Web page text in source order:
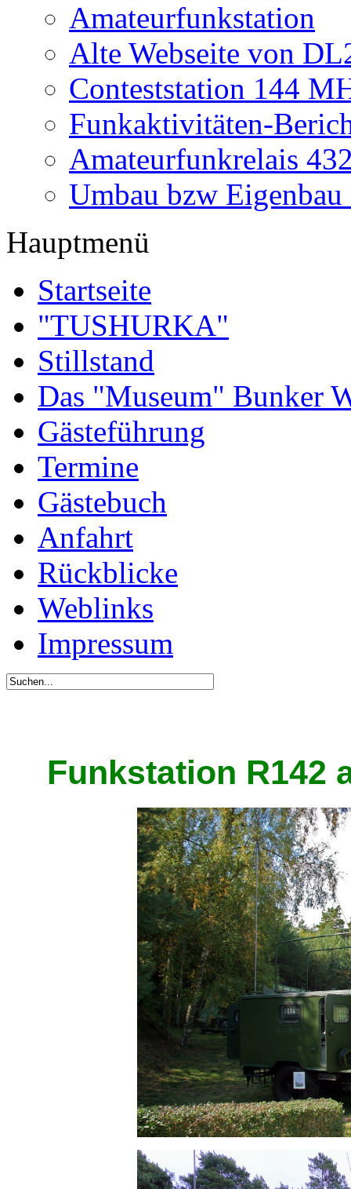
Amateurfunkstation
Alte Webseite von
Conteststation 144
Funkaktivitäten-
Amateurfunkrelais
Umbau bzw
Hauptmenü
Startseite
"TUSHURKA"
Stillstand
Das "Museum" Bunker
Gästeführung
Termine
Gästebuch
Anfahrt
Rückblicke
Weblinks
Impressum
Funkstation R142